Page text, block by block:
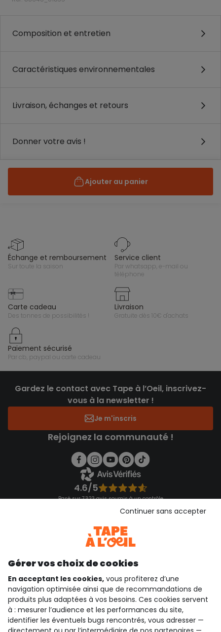
Composition et entretien
Caractéristiques environnementales
Livraison, échanges et retours
Donner votre avis !
Ajouter au panier
échange et remboursement
sur toute la saison
service client
par whatsapp, e-mail ou
téléphone
carte cadeau
des tonnes de possibilités !
livraison
gratuite dès 10€ d'achats
paiement sécurisé
par cb, paypal ou carte cadeau
Gardez le contact avec Tape à l’Oeil, inscrivez-
vous à la newsletter !
Je m'inscris
Rejoignez la communauté !
4.6/5
Basé sur 7 323 avis soumis à un contrôle
Consulter les CGU
qui sommes-nous ?
besoin d'aide ?
Gérer vos choix de cookies
En acceptant les cookies, vous profiterez d’une
navigation optimisée ainsi que de recommandations de
produits plus adaptées à vos besoins. Ces cookies servent
à : mesurer l’audience et les performances du site,
identifier les éventuels bugs rencontrés, vous adresser —
Continuer sans accepter